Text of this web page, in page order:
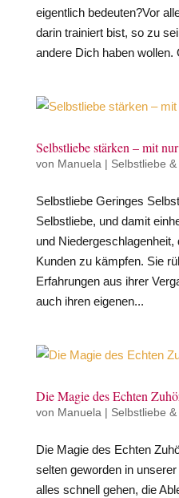
eigentlich bedeuten?Vor
darin trainiert bist, so zu
andere Dich haben wollen.
Selbstliebe stärken – mit
von Manuela | Selbstliebe
Selbstliebe Geringes
Selbstliebe, und damit
und
Kunden zu kämpfen. Sie
Erfahrungen aus ihrer
auch ihren eigenen...
Die Magie des Echten
von Manuela | Selbstliebe
Die Magie des Echten
selten geworden in
alles schnell gehen, die